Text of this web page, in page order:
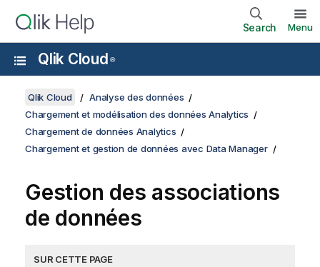
Search Menu
Qlik Cloud ®
Qlik Cloud
Analyse des données
Chargement et modélisation des données Analytics
Chargement de données Analytics
Chargement et gestion de données avec Data Manager
Gestion des associations
de données
SUR CETTE PAGE